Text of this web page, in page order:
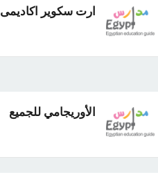
ارت سكوير اكاديمى
الأوريجامي للجميع